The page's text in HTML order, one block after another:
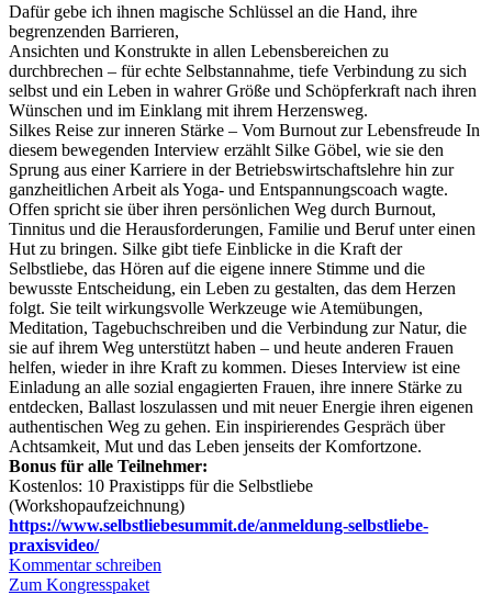
Dafür gebe ich ihnen magische Schlüssel an die Hand, ihre
begrenzenden Barrieren,
Ansichten und Konstrukte in allen Lebensbereichen zu
durchbrechen – für echte Selbstannahme, tiefe Verbindung zu sich
selbst und ein Leben in wahrer Größe und Schöpferkraft nach ihren
Wünschen und im Einklang mit ihrem Herzensweg.
Silkes Reise zur inneren Stärke – Vom Burnout zur Lebensfreude In
diesem bewegenden Interview erzählt Silke Göbel, wie sie den
Sprung aus einer Karriere in der Betriebswirtschaftslehre hin zur
ganzheitlichen Arbeit als Yoga- und Entspannungscoach wagte.
Offen spricht sie über ihren persönlichen Weg durch Burnout,
Tinnitus und die Herausforderungen, Familie und Beruf unter einen
Hut zu bringen. Silke gibt tiefe Einblicke in die Kraft der
Selbstliebe, das Hören auf die eigene innere Stimme und die
bewusste Entscheidung, ein Leben zu gestalten, das dem Herzen
folgt. Sie teilt wirkungsvolle Werkzeuge wie Atemübungen,
Meditation, Tagebuchschreiben und die Verbindung zur Natur, die
sie auf ihrem Weg unterstützt haben – und heute anderen Frauen
helfen, wieder in ihre Kraft zu kommen. Dieses Interview ist eine
Einladung an alle sozial engagierten Frauen, ihre innere Stärke zu
entdecken, Ballast loszulassen und mit neuer Energie ihren eigenen
authentischen Weg zu gehen. Ein inspirierendes Gespräch über
Achtsamkeit, Mut und das Leben jenseits der Komfortzone.
Bonus für alle Teilnehmer:
Kostenlos: 10 Praxistipps für die Selbstliebe
(Workshopaufzeichnung)
https://www.selbstliebesummit.de/anmeldung-selbstliebe-
praxisvideo/
Kommentar schreiben
Zum Kongresspaket